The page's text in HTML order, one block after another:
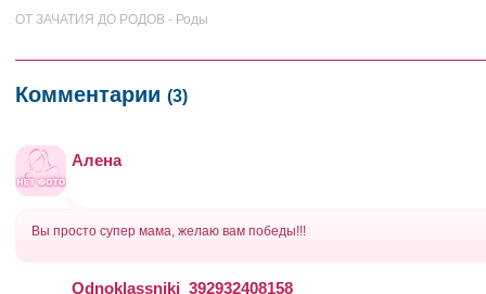
ОТ ЗАЧАТИЯ ДО РОДОВ - Роды
Комментарии (3)
Алена
Вы просто супер мама, желаю вам победы!!!
Odnoklassniki_392932408158